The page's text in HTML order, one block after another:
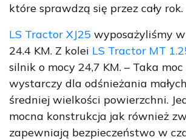
które sprawdzą się przez cały rok.
LS Tractor XJ25 wyposażyliśmy
24.4 KM. Z kolei LS Tractor MT
silnik o mocy 24,7 KM. – Taka
wystarczy dla odśnieżania
średniej wielkości powierzchni.
mocna konstrukcja jak również
zapewniają bezpieczeństwo w